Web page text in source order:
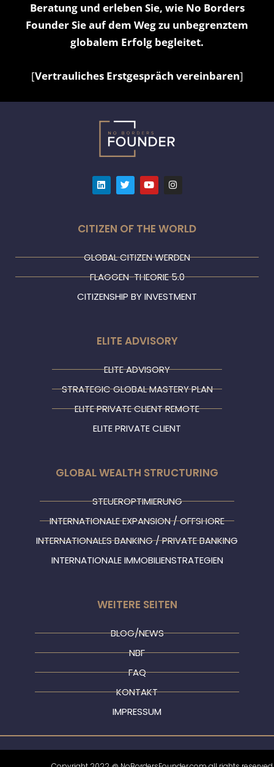
Beratung und erleben Sie, wie No Borders
Founder Sie auf dem Weg zu unbegrenztem
globalem Erfolg begleitet.
[Vertrauliches Erstgespräch vereinbaren]
L
i
n
d
i
T
w
i
e
r
Y
o
u
b
e
I
n
s
g
r
m
CITIZEN OF THE WORLD
GLOBAL CITIZEN WERDEN
FLAGGEN-THEORIE 5.0
CITIZENSHIP BY INVESTMENT
ELITE ADVISORY
ELITE ADVISORY
STRATEGIC GLOBAL MASTERY PLAN
ELITE PRIVATE CLIENT REMOTE
ELITE PRIVATE CLIENT
GLOBAL WEALTH STRUCTURING
STEUEROPTIMIERUNG
INTERNATIONALE EXPANSION / OFFSHORE
INTERNATIONALES BANKING / PRIVATE BANKING
INTERNATIONALE IMMOBILIENSTRATEGIEN
WEITERE SEITEN
BLOG/NEWS
NBF
FAQ
KONTAKT
IMPRESSUM